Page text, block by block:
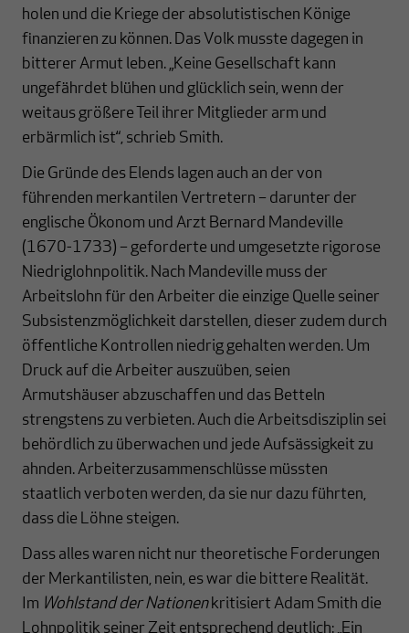
holen und die Kriege der absolutistischen Könige
finanzieren zu können. Das Volk musste dagegen in
bitterer Armut leben. „Keine Gesellschaft kann
ungefährdet blühen und glücklich sein, wenn der
weitaus größere Teil ihrer Mitglieder arm und
erbärmlich ist“, schrieb Smith.
Die Gründe des Elends lagen auch an der von
führenden merkantilen Vertretern – darunter der
englische Ökonom und Arzt Bernard Mandeville
(1670-1733) – geforderte und umgesetzte rigorose
Niedriglohnpolitik. Nach Mandeville muss der
Arbeitslohn für den Arbeiter die einzige Quelle seiner
Subsistenzmöglichkeit darstellen, dieser zudem durch
öffentliche Kontrollen niedrig gehalten werden. Um
Druck auf die Arbeiter auszuüben, seien
Armutshäuser abzuschaffen und das Betteln
strengstens zu verbieten. Auch die Arbeitsdisziplin sei
behördlich zu überwachen und jede Aufsässigkeit zu
ahnden. Arbeiterzusammenschlüsse müssten
staatlich verboten werden, da sie nur dazu führten,
dass die Löhne steigen.
Dass alles waren nicht nur theoretische Forderungen
der Merkantilisten, nein, es war die bittere Realität.
Im Wohlstand der Nationenkritisiert Adam Smith die
Lohnpolitik seiner Zeit entsprechend deutlich: „Ein